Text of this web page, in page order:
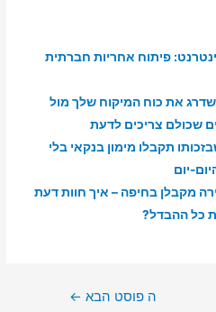
פיתוח אחריות חברתית
את כוח המיקוח שלך מול
תקבלו מימון בנקאי בלי
יום
מקבלן בחיפה – איך חוות דעת
כל ההבדל?
ה פוסט הבא ←